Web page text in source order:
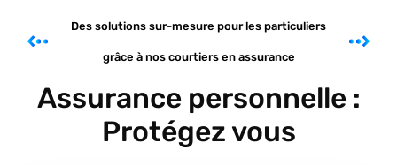
Des solutions sur-mesure pour les particuliers
grâce à nos courtiers en assurance
Assurance personnelle :
Protégez vous